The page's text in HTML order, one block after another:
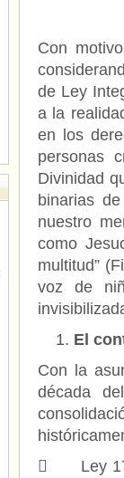
Con
de Ley
a la
en los
personas
Divinidad
binarias
nuestro
como
multitud”
voz de
El
Con la
década
 Ley